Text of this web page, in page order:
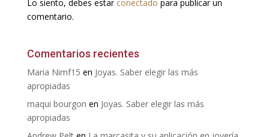
Lo siento, debes estar conectado para publicar un
comentario.
Comentarios recientes
Maria Nimf15 en Joyas. Saber elegir las más
apropiadas
maqui bourgon en Joyas. Saber elegir las más
apropiadas